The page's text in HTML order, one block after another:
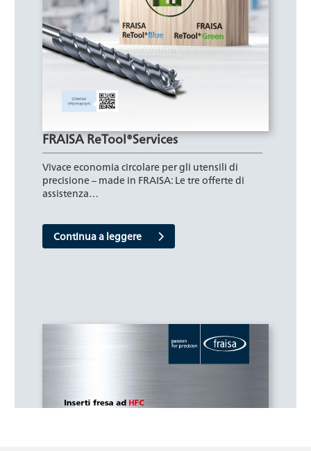
FRAISA ReTool®Services
Vivace economia circolare per gli utensili di
precisione – made in FRAISA: Le tre offerte di
assistenza…
Continua a leggere